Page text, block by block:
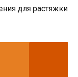
для растяжки